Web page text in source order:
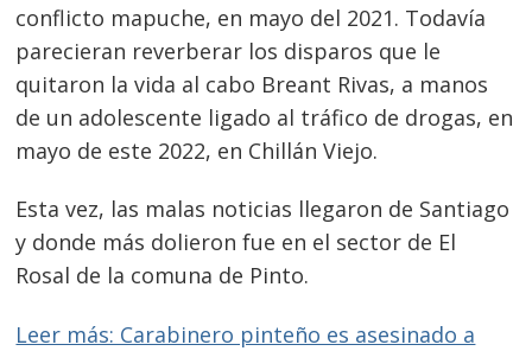
conflicto mapuche, en mayo del 2021. Todavía
parecieran reverberar los disparos que le
quitaron la vida al cabo Breant Rivas, a manos
de un adolescente ligado al tráfico de drogas, en
mayo de este 2022, en Chillán Viejo.
Esta vez, las malas noticias llegaron de Santiago
y donde más dolieron fue en el sector de El
Rosal de la comuna de Pinto.
Leer más: Carabinero pinteño es asesinado a